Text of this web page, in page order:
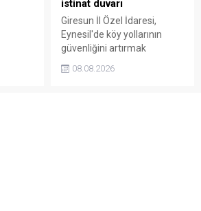
istinat duvarı
Giresun İl Özel İdaresi,
Eynesil'de köy yollarının
güvenliğini artırmak
çalışmalar kapsamında 12
08.08.2026